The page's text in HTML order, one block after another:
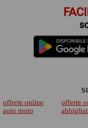
offerte online
auto moto
offerte